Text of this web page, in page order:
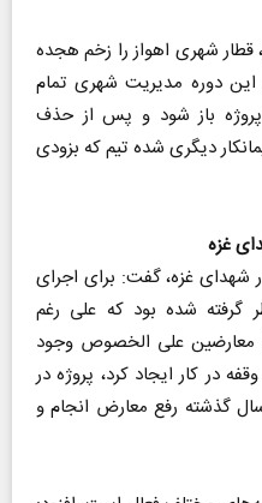
قطار شهری اهواز را زخم هجده
این دوره مدیریت شهری تمام
باز شود و پس از حذف
دیگری شده تیم که بزودی
غزه
شهدای غزه، گفت: برای اجرای
زمان در نظر گرفته شده بود که علی رغم
معارضین علی الخصوص وجود
در کار ایجاد کرد، پروژه در
گذشته رفع معارض انجام و